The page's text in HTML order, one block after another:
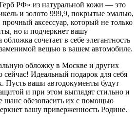
РФ» из натуральной кожи — это
и золото 999,9, покрытые эмалью,
аксессуар, который не только
но и подчеркнет вашу
сочетает в себе элегантность
вещью в вашем автомобиле.
обложку в Москве и других
сейчас! Идеальный подарок для себя
Пусть ваши автодокументы будут
и при этом выглядят стильно и
шанс обезопасить их с помощью
вашу приверженность Родине.